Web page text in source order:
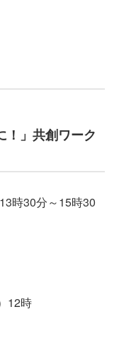
！」共創ワーク
時30分～15時30
12時